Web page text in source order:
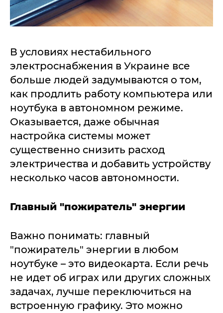
В условиях нестабильного
электроснабжения в Украине все
больше людей задумываются о том,
как продлить работу компьютера или
ноутбука в автономном режиме.
Оказывается, даже обычная
настройка системы может
существенно снизить расход
электричества и добавить устройству
несколько часов автономности.
Главный "пожиратель" энергии
Важно понимать: главный
"пожиратель" энергии в любом
ноутбуке – это видеокарта. Если речь
не идет об играх или других сложных
задачах, лучше переключиться на
встроенную графику. Это можно